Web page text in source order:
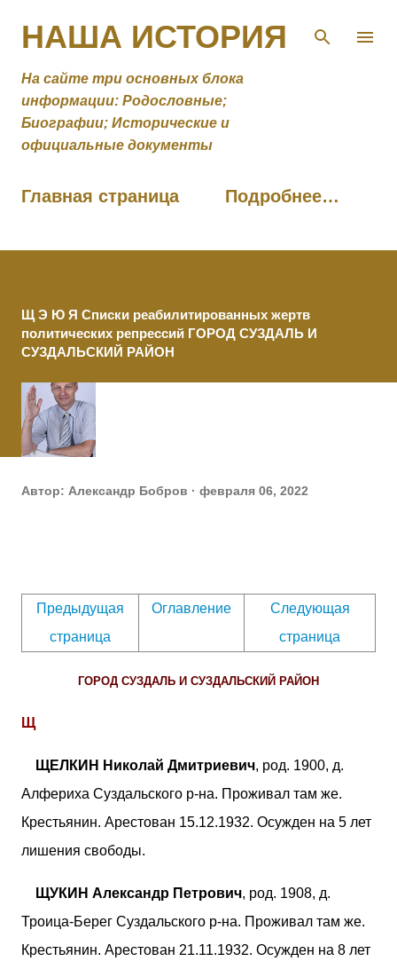
НАША ИСТОРИЯ
На сайте три основных блока
информации: Родословные;
Биографии; Исторические и
официальные документы
Главная страница Подробнее…
Щ Э Ю Я Списки реабилитированных жертв
политических репрессий ГОРОД СУЗДАЛЬ И
СУЗДАЛЬСКИЙ РАЙОН
Автор: Александр Бобров февраля 06, 2022
Предыдущая
страница
Оглавление
Следующая
страница
ГОРОД СУЗДАЛЬ И СУЗДАЛЬСКИЙ РАЙОН
Щ
ЩЕЛКИН Николай Дмитриевич, род. 1900, д.
Алфериха Суздальского р-на. Проживал там же.
Крестьянин. Арестован 15.12.1932. Осужден на 5 лет
лишения свободы.
ЩУКИН Александр Петрович, род. 1908, д.
Троица-Берег Суздальского р-на. Проживал там же.
Крестьянин. Арестован 21.11.1932. Осужден на 8 лет